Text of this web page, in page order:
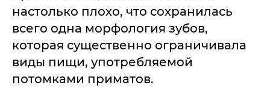
настолько плохо, что сохранилась
всего одна морфология зубов,
которая существенно ограничивала
виды пищи, употребляемой
потомками приматов.